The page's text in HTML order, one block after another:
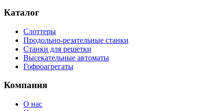
Каталог
Слоттеры
Продольно-резательные станки
Станки для решетки
Высекательные автоматы
Гофроагрегаты
Компания
О нас